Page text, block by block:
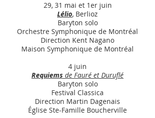
29, 31 mai et 1er juin
Lélio, Berlioz
Baryton solo
Orchestre Symphonique de Montréal
Direction Kent Nagano
Maison Symphonique de Montréal
4 juin
Requiems de Fauré et Duruflé
Baryton solo
Festival Classica
Direction Martin Dagenais
Église Ste-Famille Boucherville